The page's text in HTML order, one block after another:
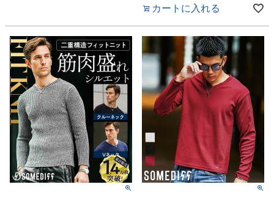
カートに入れる